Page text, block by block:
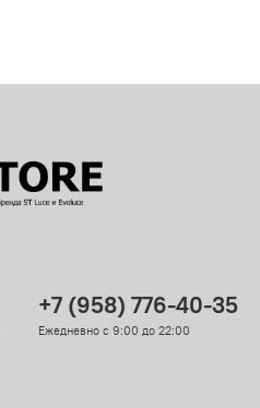
+7 (958) 776-40-35
Ежедневно с 9:00 до 22:00